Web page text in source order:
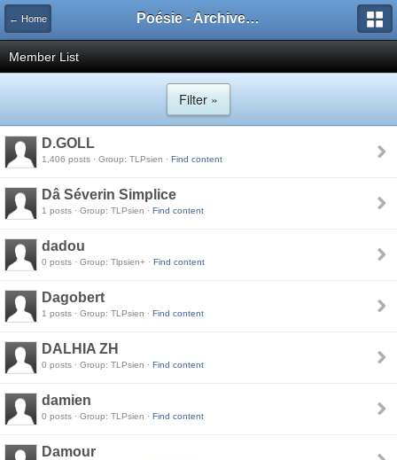
← Home Poésie - Archives de Toute La Poésie - 2005 - 2006
Member List
Filter »
D.GOLL
1,406 posts · Group: TLPsien · Find content
Dâ Séverin Simplice
1 posts · Group: TLPsien · Find content
dadou
0 posts · Group: Tlpsien+ · Find content
Dagobert
1 posts · Group: TLPsien · Find content
DALHIA ZH
0 posts · Group: TLPsien · Find content
damien
0 posts · Group: TLPsien · Find content
Damour